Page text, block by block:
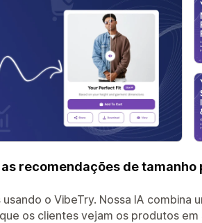
recomendações de tamanho
o VibeTry. Nossa IA combina
os clientes vejam os produtos